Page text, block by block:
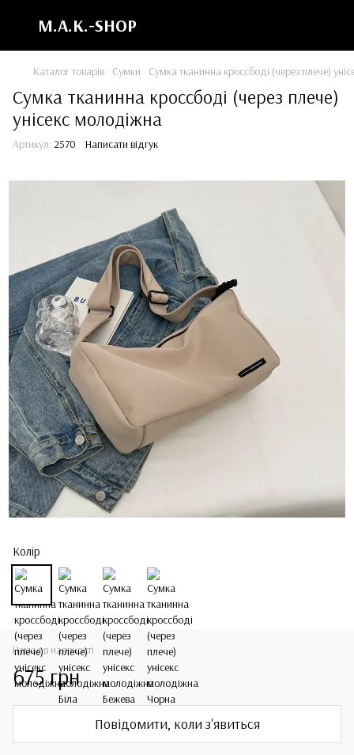
M.A.K.-SHOP
Каталог товарів Сумки Сумка тканинна кроссбоді (через плече)
Сумка тканинна кроссбоді (через плече)
унісекс молодіжна
Артикул: 2570 Написати відгук
Колір
Немає в наявності
675 грн
Повідомити, коли з'явиться